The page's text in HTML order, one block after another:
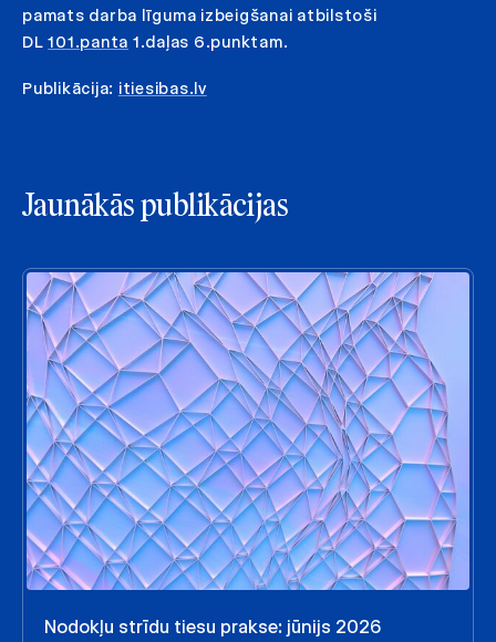
pamats darba līguma izbeigšanai atbilstoši
DL101.panta 1.daļas 6.punktam.
Publikācija: itiesibas.lv
Jaunākās publikācijas
Nodokļu strīdu tiesu prakse: jūnijs 2026